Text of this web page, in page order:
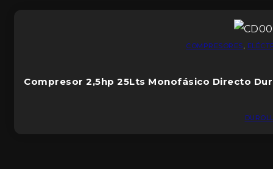
COMPRESORES
Compresor 2,5hp 25Lts Monofásico Directo